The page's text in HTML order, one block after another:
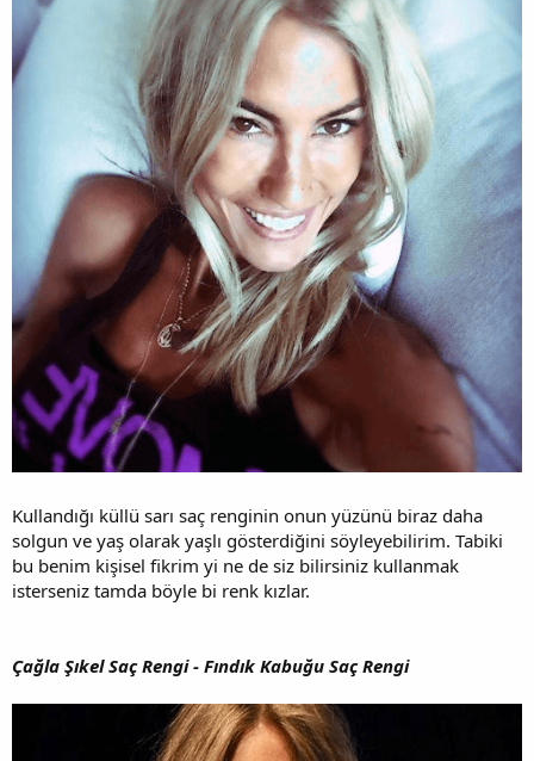
Kullandığı küllü sarı saç renginin onun yüzünü biraz daha
solgun ve yaş olarak yaşlı gösterdiğini söyleyebilirim. Tabiki
bu benim kişisel fikrim yi ne de siz bilirsiniz kullanmak
isterseniz tamda böyle bi renk kızlar.
Çağla Şıkel Saç Rengi - Fındık Kabuğu Saç Rengi